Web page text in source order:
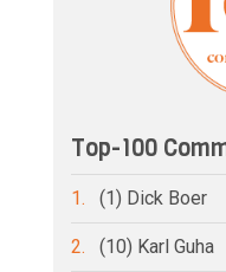
Top-100
1. (1) Dick Boer
2. (10) Karl Guha